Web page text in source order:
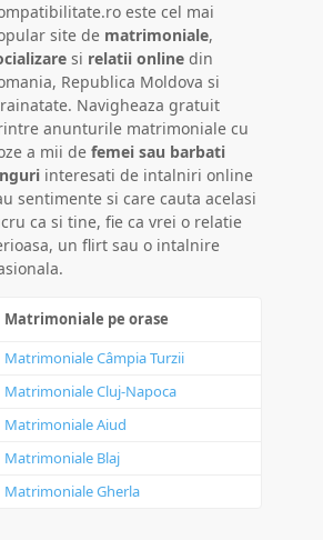
este cel mai
site de matrimoniale,
si relatii onlinedin
Republica Moldova si
Navigheaza gratuit
anunturile matrimoniale cu
a mii de femei sau barbati
interesati de intalniri online
sentimente si care cauta acelasi
ca si tine, fie ca vrei o relatie
un flirt sau o intalnire
Matrimoniale pe orase
Matrimoniale Câmpia Turzii
Matrimoniale Cluj-Napoca
Matrimoniale Aiud
Matrimoniale Blaj
Matrimoniale Gherla